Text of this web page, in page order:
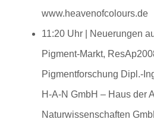
www.heavenofcolours.de
11:20 Uhr | Neuerungen
Pigment-Markt,
Pigmentforschung Dipl.-
H-A-N GmbH – Haus der
Naturwissenschaften